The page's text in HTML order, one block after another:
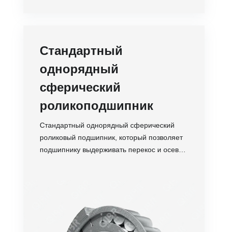
Устойчивость
Стандартный
однорядный
сферический
роликоподшипник
Стандартный однорядный сферический
роликовый подшипник, который позволяет
подшипнику выдерживать перекос и осевой